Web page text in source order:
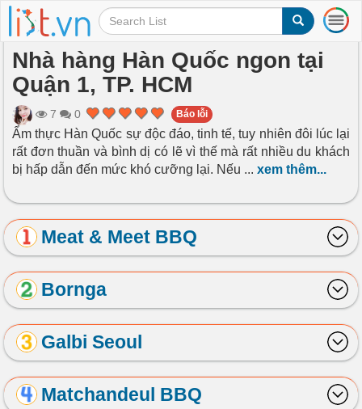
T
o
a
v
i
g
t
o
n
Nhà hàng Hàn Quốc ngon tại
Quận 1, TP. HCM
7 0 Báo lỗi
Ẩm thực Hàn Quốc sự độc đáo, tinh tế, tuy nhiên đôi lúc lại
rất đơn thuần và bình dị có lẽ vì thế mà rất nhiều du khách
bị hấp dẫn đến mức khó cưỡng lại. Nếu ... xem thêm...
Meat & Meet BBQ
Bornga
Galbi Seoul
Matchandeul BBQ